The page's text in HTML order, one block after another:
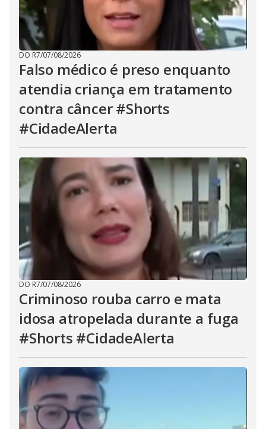
DO R7/07/08/2026
Falso médico é preso enquanto
atendia criança em tratamento
contra câncer #Shorts
#CidadeAlerta
DO R7/07/08/2026
Criminoso rouba carro e mata
idosa atropelada durante a fuga
#Shorts #CidadeAlerta